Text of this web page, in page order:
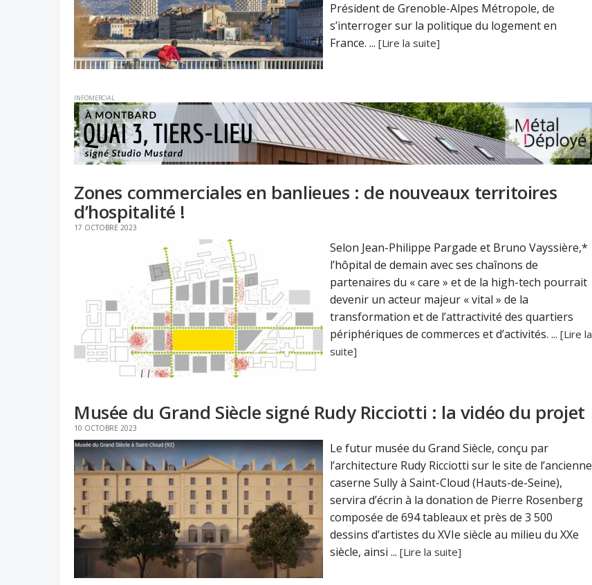
Président de Grenoble-Alpes Métropole, de
s’interroger sur la politique du logement en
France. ... [Lire la suite]
INFOMERCIAL
Zones commerciales en banlieues : de nouveaux territoires
d’hospitalité !
17 OCTOBRE 2023
Selon Jean-Philippe Pargade et Bruno Vayssière,*
l’hôpital de demain avec ses chaînons de
partenaires du « care » et de la high-tech pourrait
devenir un acteur majeur « vital » de la
transformation et de l’attractivité des quartiers
périphériques de commerces et d’activités. ... [Lire la
suite]
Musée du Grand Siècle signé Rudy Ricciotti : la vidéo du projet
10 OCTOBRE 2023
Le futur musée du Grand Siècle, conçu par
l’architecture Rudy Ricciotti sur le site de l’ancienne
caserne Sully à Saint-Cloud (Hauts-de-Seine),
servira d’écrin à la donation de Pierre Rosenberg
composée de 694 tableaux et près de 3 500
dessins d’artistes du XVIe siècle au milieu du XXe
siècle, ainsi ... [Lire la suite]